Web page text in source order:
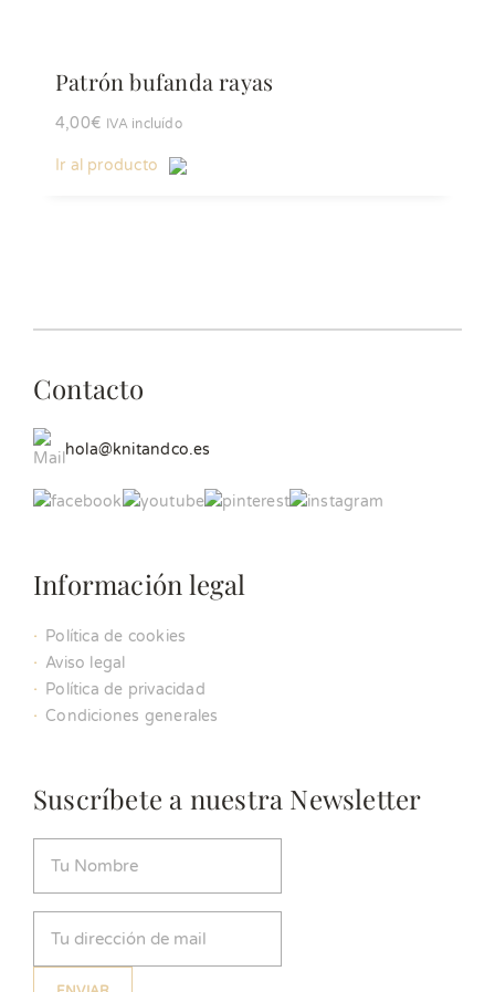
Patrón bufanda rayas
4,00€ IVA incluído
Ir al producto
Contacto
hola@knitandco.es
Información legal
Política de cookies
Aviso legal
Política de privacidad
Condiciones generales
Suscríbete a nuestra Newsletter